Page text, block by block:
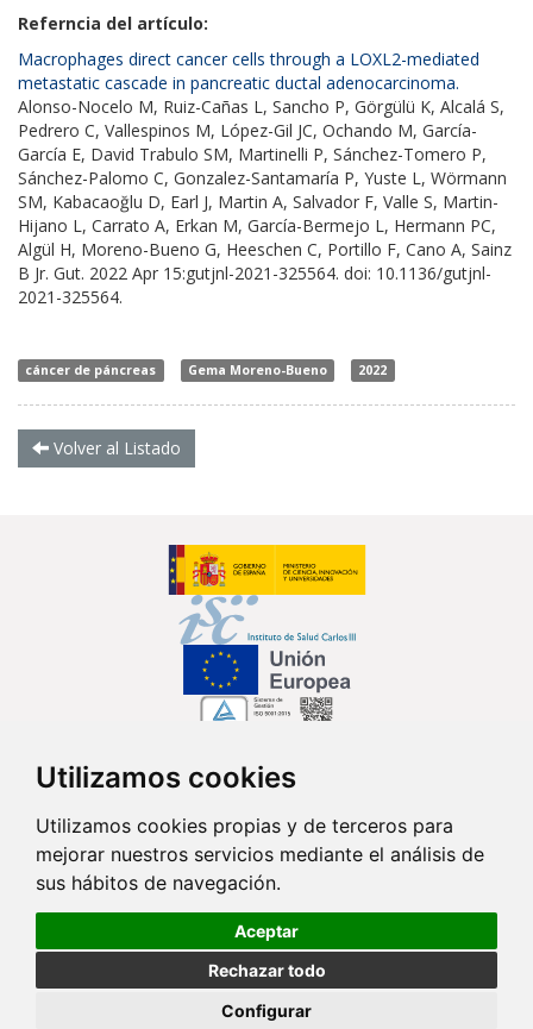
Utilizamos cookies
Utilizamos cookies propias y de terceros para
mejorar nuestros servicios mediante el análisis de
sus hábitos de navegación.
Aceptar
Rechazar todo
Configurar
Referncia del artículo:
Macrophages direct cancer cells through a LOXL2-mediated
metastatic cascade in pancreatic ductal adenocarcinoma.
Alonso-Nocelo M, Ruiz-Cañas L, Sancho P, Görgülü K, Alcalá S,
Pedrero C, Vallespinos M, López-Gil JC, Ochando M, García-
García E, David Trabulo SM, Martinelli P, Sánchez-Tomero P,
Sánchez-Palomo C, Gonzalez-Santamaría P, Yuste L, Wörmann
SM, Kabacaoğlu D, Earl J, Martin A, Salvador F, Valle S, Martin-
Hijano L, Carrato A, Erkan M, García-Bermejo L, Hermann PC,
Algül H, Moreno-Bueno G, Heeschen C, Portillo F, Cano A, Sainz
B Jr. Gut. 2022 Apr 15:gutjnl-2021-325564. doi: 10.1136/gutjnl-
2021-325564.
cáncer de páncreas Gema Moreno-Bueno 2022
Volver al Listado
Síguenos en...
Contacto
Av. Monforte de Lemos, 3-5. Pabellón 11. Planta 0 28029 Madrid
info@ciberisciii.es
Política de Privacidad
Portal de Transparencia